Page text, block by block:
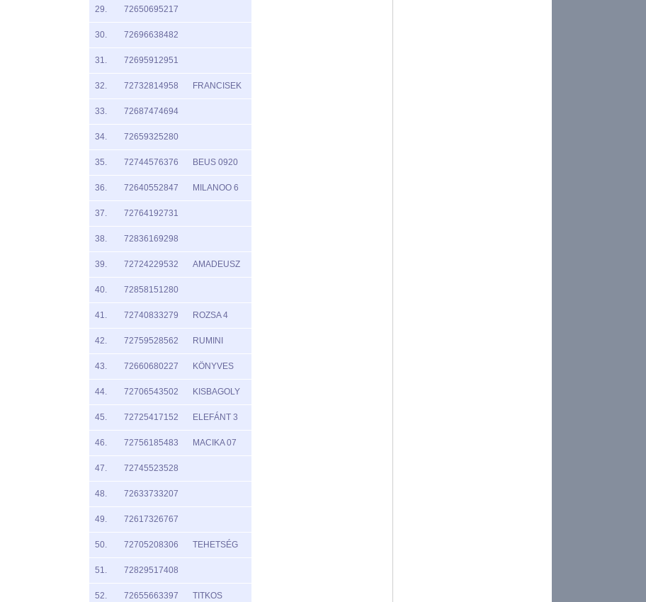
29. 72650695217
30. 72696638482
31. 72695912951
32. 72732814958 FRANCISEK
33. 72687474694
34. 72659325280
35. 72744576376 BEUS 0920
36. 72640552847 MILANOO 6
37. 72764192731
38. 72836169298
39. 72724229532 AMADEUSZ
40. 72858151280
41. 72740833279 ROZSA 4
42. 72759528562 RUMINI
43. 72660680227 KÖNYVES
44. 72706543502 KISBAGOLY
45. 72725417152 ELEFÁNT 3
46. 72756185483 MACIKA 07
47. 72745523528
48. 72633733207
49. 72617326767
50. 72705208306 TEHETSÉG
51. 72829517408
52. 72655663397 TITKOS